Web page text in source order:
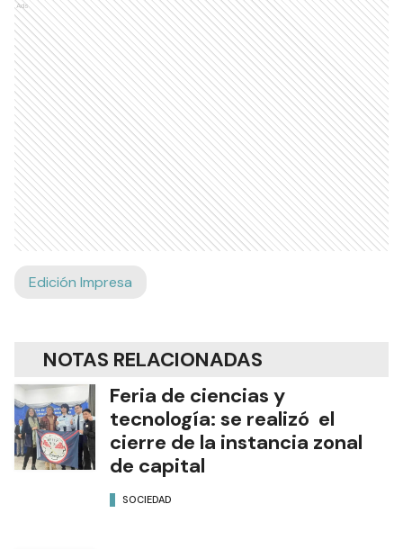
Ads
Edición Impresa
NOTAS RELACIONADAS
Feria de ciencias y
tecnología: se realizó el
cierre de la instancia zonal
de capital
SOCIEDAD